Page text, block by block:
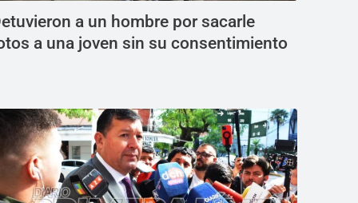
a un hombre por sacarle
a una joven sin su consentimiento